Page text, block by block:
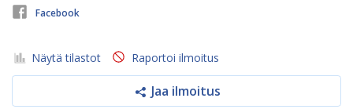
Facebook
Näytä tilastot Raportoi ilmoitus
Jaa ilmoitus